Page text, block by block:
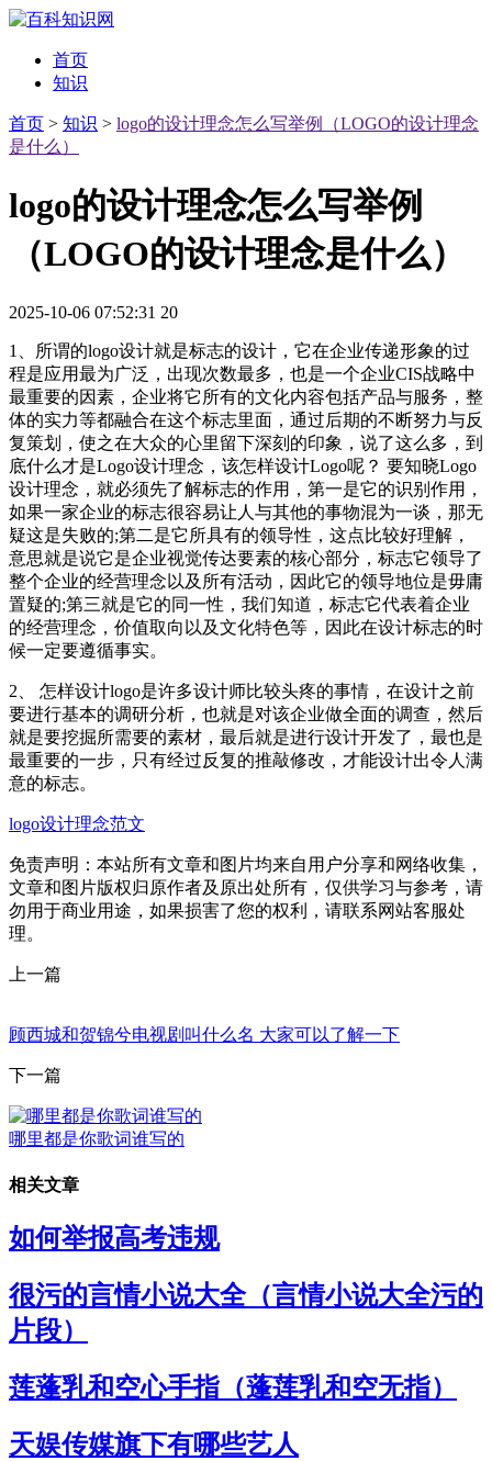
首页
知识
首页 > 知识 > logo的设计理念怎么写举例（LOGO的设计理念
是什么）
logo的设计理念怎么写举例
（LOGO的设计理念是什么）
2025-10-06 07:52:31 20
1、所谓的logo设计就是标志的设计，它在企业传递形象的过
程是应用最为广泛，出现次数最多，也是一个企业CIS战略中
最重要的因素，企业将它所有的文化内容包括产品与服务，整
体的实力等都融合在这个标志里面，通过后期的不断努力与反
复策划，使之在大众的心里留下深刻的印象，说了这么多，到
底什么才是Logo设计理念，该怎样设计Logo呢？ 要知晓Logo
设计理念，就必须先了解标志的作用，第一是它的识别作用，
如果一家企业的标志很容易让人与其他的事物混为一谈，那无
疑这是失败的;第二是它所具有的领导性，这点比较好理解，
意思就是说它是企业视觉传达要素的核心部分，标志它领导了
整个企业的经营理念以及所有活动，因此它的领导地位是毋庸
置疑的;第三就是它的同一性，我们知道，标志它代表着企业
的经营理念，价值取向以及文化特色等，因此在设计标志的时
候一定要遵循事实。
2、 怎样设计logo是许多设计师比较头疼的事情，在设计之前
要进行基本的调研分析，也就是对该企业做全面的调查，然后
就是要挖掘所需要的素材，最后就是进行设计开发了，最也是
最重要的一步，只有经过反复的推敲修改，才能设计出令人满
意的标志。
logo设计理念范文
免责声明：本站所有文章和图片均来自用户分享和网络收集，
文章和图片版权归原作者及原出处所有，仅供学习与参考，请
勿用于商业用途，如果损害了您的权利，请联系网站客服处
理。
上一篇
顾西城和贺锦兮电视剧叫什么名 大家可以了解一下
下一篇
哪里都是你歌词谁写的
相关文章
如何举报高考违规
很污的言情小说大全（言情小说大全污的
片段）
莲蓬乳和空心手指（蓬莲乳和空无指）
天娱传媒旗下有哪些艺人